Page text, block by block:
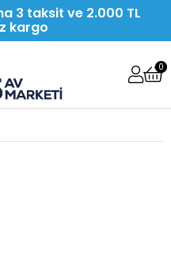
3 taksit ve 2.000 TL
kargo
0